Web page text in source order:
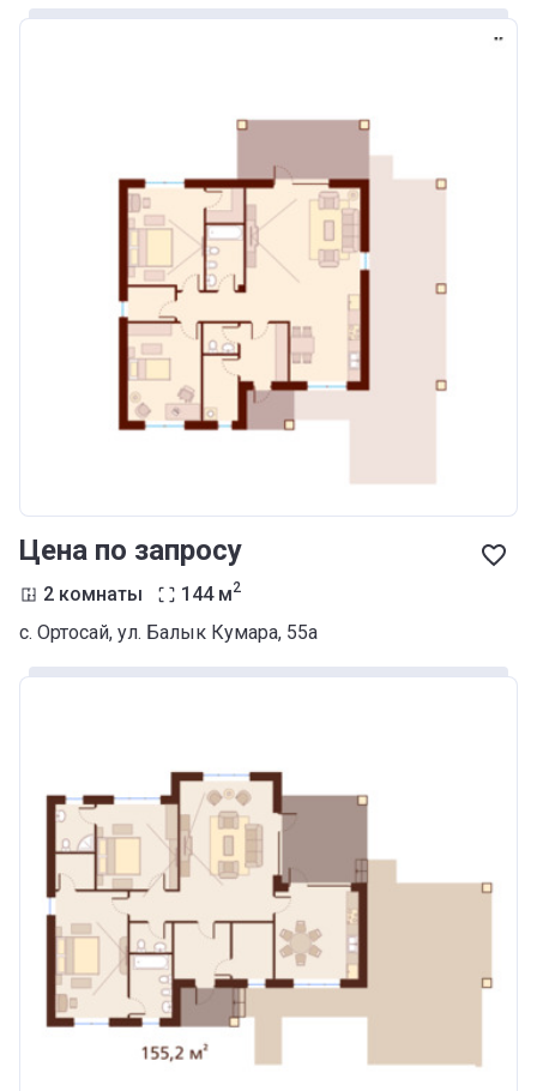
Цена по запросу
2 комнаты 144 м2
с. Ортосай, ул. Балык Кумара, 55а